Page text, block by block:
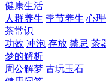
健康生活
人群养生 季节养生 心
茶常识
功效 冲泡 存放 禁忌 茶
梦的解析
周公解梦 古玩玉石